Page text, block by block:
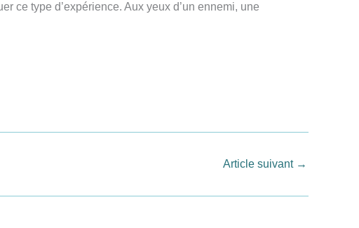
ce type d’expérience. Aux yeux d’un ennemi, une
Article suivant →